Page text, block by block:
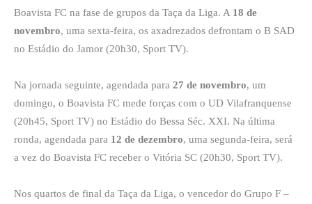
Boavista FC na fase de grupos da Taça da Liga. A 18 de
novembro, uma sexta-feira, os axadrezados defrontam o B SAD
no Estádio do Jamor (20h30, Sport TV).
Na jornada seguinte, agendada para 27 de novembro, um
domingo, o Boavista FC mede forças com o UD Vilafranquense
(20h45, Sport TV) no Estádio do Bessa Séc. XXI. Na última
ronda, agendada para 12 de dezembro, uma segunda-feira, será
a vez do Boavista FC receber o Vitória SC (20h30, Sport TV).
Nos quartos de final da Taça da Liga, o vencedor do Grupo F –